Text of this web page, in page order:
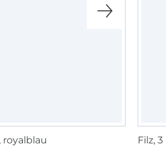
royalblau
Filz,